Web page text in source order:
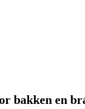
bakken en